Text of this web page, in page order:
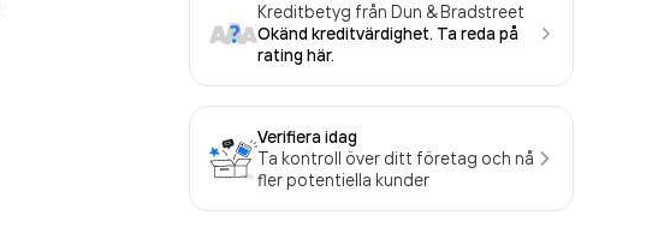
Kreditbetyg från Dun & Bradstreet
Okänd kreditvärdighet. Ta reda på
rating här.
Verifiera idag
Ta kontroll över ditt företag och nå
fler potentiella kunder